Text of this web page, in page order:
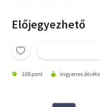
Előjegyezhető
108 pont Ingyenes